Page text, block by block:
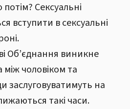
Сексуальні
вступити в сексуальні
Об’єднання виникне
чоловіком та
заслуговуватимуть на
такі часи.